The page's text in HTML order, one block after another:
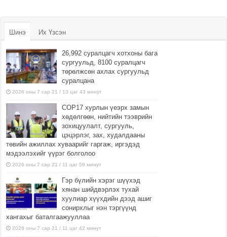
Шинэ Их Үзсэн
26,992 суралцагч хотхоны бага
сургуульд, 8100 суралцагч
төрөлжсөн ахлах сургуульд
суралцана
2026 оны 7 сар 21 / 13 цаг 43 минут
COP17 хурлын үеэрх замын
хөдөлгөөн, нийтийн тээврийн
зохицуулалт, сургууль,
цэцэрлэг, зах, худалдааны
төвийн ажиллах хуваарийг гаргаж, иргэдэд
мэдээлэхийг үүрэг болголоо
2026 оны 7 сар 21 / 11 цаг 59 минут
Гэр бүлийн хэрэг шүүхэд
хянан шийдвэрлэх тухай
хуулиар хүүхдийн дээд ашиг
сонирхлыг нэн тэргүүнд
хангахыг баталгаажууллаа
2026 оны 7 сар 21 / 11 цаг 42 минут